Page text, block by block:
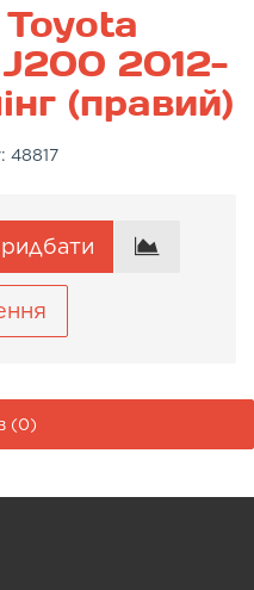
2012-
(правий)
48817
(0)